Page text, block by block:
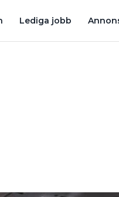
Lediga jobb
AV 99 PROCENT MÄN”